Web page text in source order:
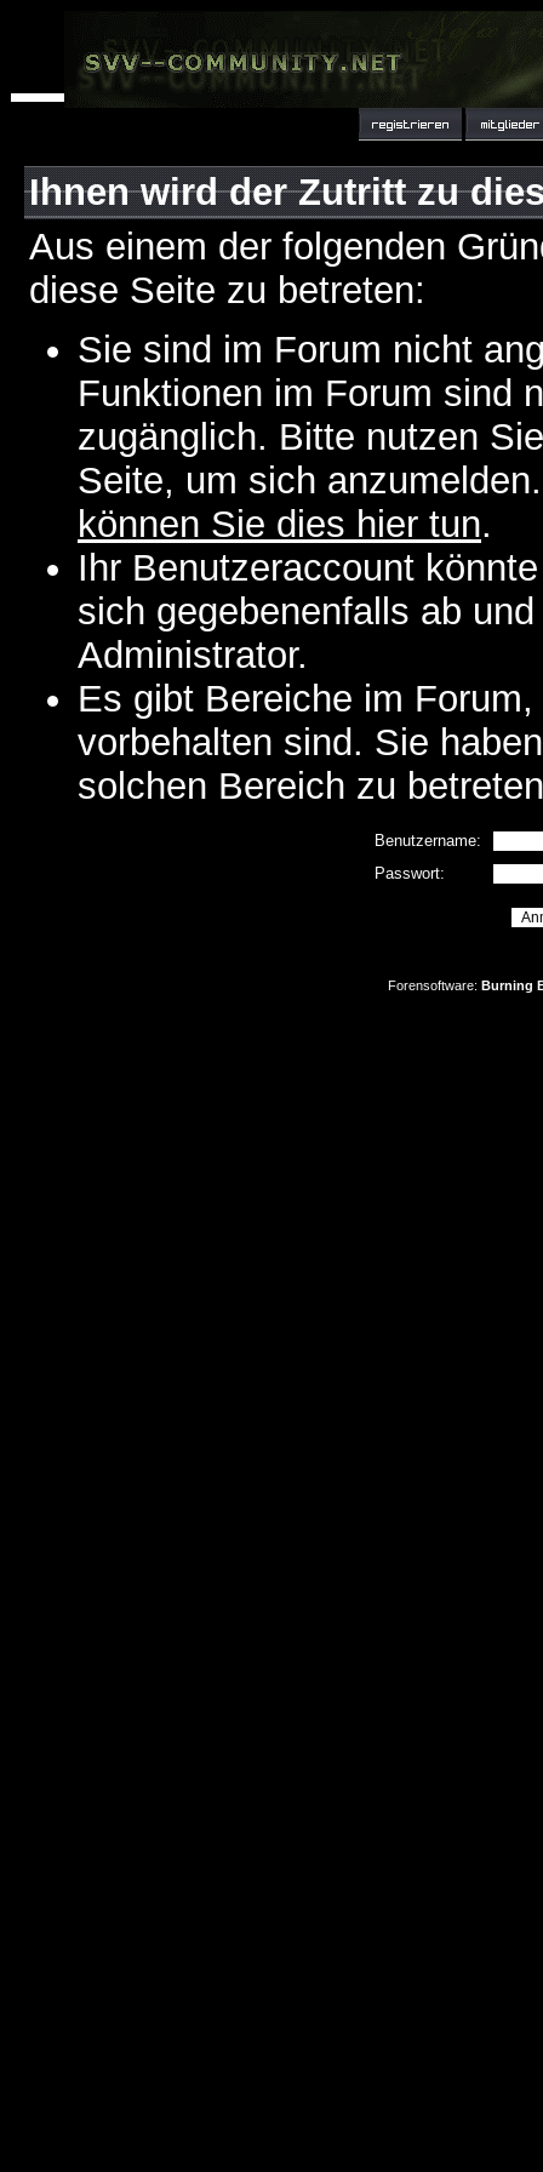
Ihnen wird der Zutritt zu
Aus einem der folgenden
diese Seite zu betreten:
Sie sind im Forum nicht
Funktionen im Forum sind
zugänglich. Bitte nutzen
Seite, um sich
können Sie dies hier tun.
Ihr Benutzeraccount
sich gegebenenfalls ab
Administrator.
Es gibt Bereiche im
vorbehalten sind. Sie
solchen Bereich zu
Benutzername:
Passwort:
Forensoftware: Burning